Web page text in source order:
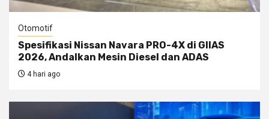
Otomotif
Spesifikasi Nissan Navara PRO-4X di GIIAS
2026, Andalkan Mesin Diesel dan ADAS
4 hari ago